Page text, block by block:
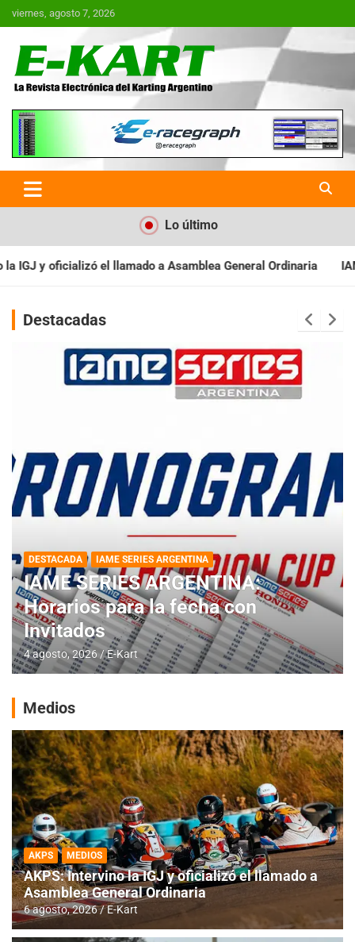
Saltar
al
viernes, agosto 7, 2026
E-Kart.com.ar | La Revista
Electrónica del Karting en
Argentina
Lo último
General Ordinaria IAME SERIES ARGENTINA:
Destacadas
DESTACADA IAME SERIES ARGENTINA
IAME SERIES ARGENTINA:
Horarios para la fecha con
Invitados
4 agosto, 2026 E-Kart
Medios
AKPS MEDIOS
AKPS: Intervino la IGJ y oficializó el llamado a
Asamblea General Ordinaria
6 agosto, 2026 E-Kart